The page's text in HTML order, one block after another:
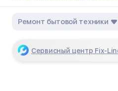
Ремонт бытовой техники
Сервисный центр Fix-